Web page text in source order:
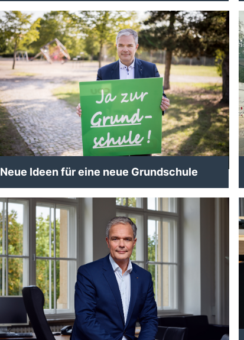
Neue Ideen für eine neue Grundschule